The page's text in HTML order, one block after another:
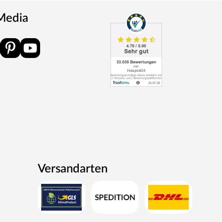
Versandarten